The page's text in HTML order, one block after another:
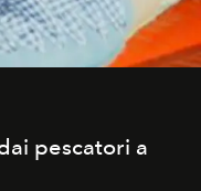
pescatori a